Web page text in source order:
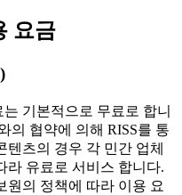
요금
기본적으로 무료로 합니
의 협약에 의해 RISS를 통
텐츠의 경우 각 민간 업체
라 유료로 서비스 합니다.
의 정책에 따라 이용 요